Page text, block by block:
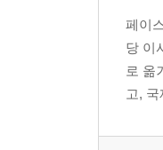
페이
당 이
로 옮
고,